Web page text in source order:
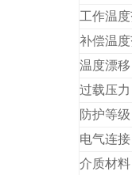
工作温
补偿温
温度漂移
过载压
防护等级
电气连
介质材